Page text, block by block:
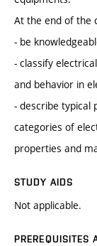
At the end of the
- be
- classify
and behavior in
- describe typical
categories of
properties and
STUDY AIDS
Not applicable.
PREREQUISITES